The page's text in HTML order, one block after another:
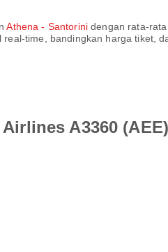
Athena - Santorinidengan rata-
real-time, bandingkan harga tiket,
A3360 (AEE)